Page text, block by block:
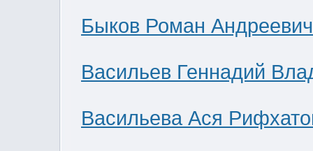
Быков Роман Андреевич
Васильев Геннадий
Васильева Ася